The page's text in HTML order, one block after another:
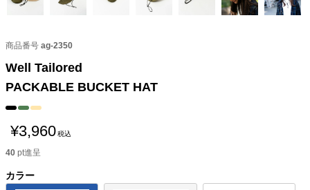
商品番号 ag-2350
Well Tailored
PACKABLE BUCKET HAT
¥3,960税込
40 pt進呈
カラー